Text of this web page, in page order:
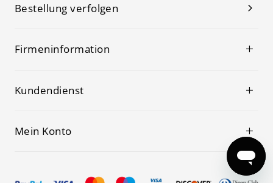
Bestellung verfolgen
Firmeninformation
Kundendienst
Mein Konto